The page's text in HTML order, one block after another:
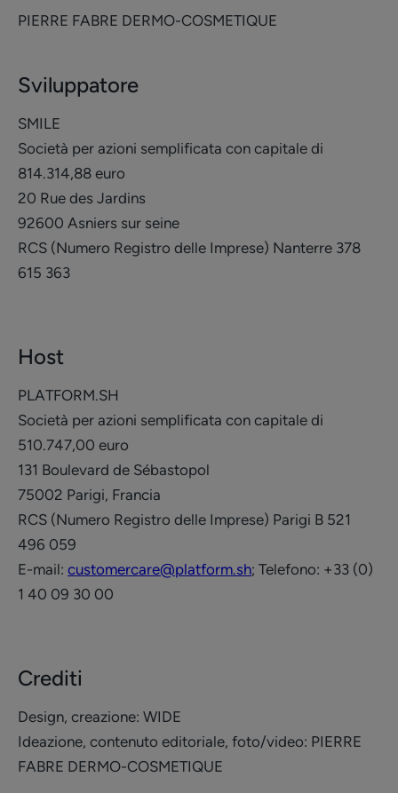
PIERRE FABRE DERMO-COSMETIQUE
Sviluppatore
SMILE
Società per azioni semplificata con capitale di
814.314,88 euro
20 Rue des Jardins
92600 Asniers sur seine
RCS (Numero Registro delle Imprese) Nanterre 378
615 363
Host
PLATFORM.SH
Società per azioni semplificata con capitale di
510.747,00 euro
131 Boulevard de Sébastopol
75002 Parigi, Francia
RCS (Numero Registro delle Imprese) Parigi B 521
496 059
E-mail: customercare@platform.sh; Telefono: +33 (0)
1 40 09 30 00
Crediti
Design, creazione: WIDE
Ideazione, contenuto editoriale, foto/video: PIERRE
FABRE DERMO-COSMETIQUE